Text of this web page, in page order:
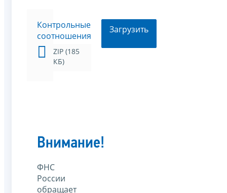
Контрольные
соотношения
ZIP (185
КБ)
Загрузить
Внимание!
ФНС
России
обращает